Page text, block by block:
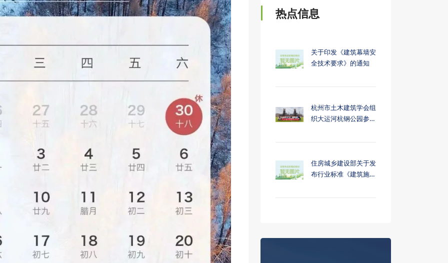
热点信息
关于印发《建筑幕墙安
全技术要求》的通知
杭州市土木建筑学会组
织大运河杭钢公园参…
住房城乡建设部关于发
布行业标准《建筑施…